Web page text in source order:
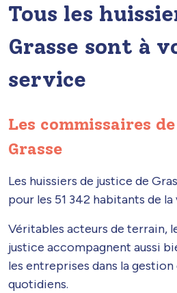
Tous les
Grasse sont à
service
Les commissaires
Grasse
Les huissiers de justice de
pour les 51 342 habitants de la
Véritables acteurs de terrain,
justice accompagnent aussi
les entreprises dans la
quotidiens.